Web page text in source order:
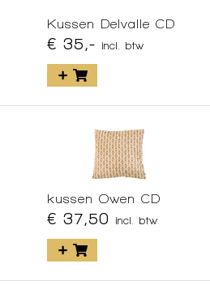
Kussen Delvalle CD
€ 35,- incl. btw
kussen Owen CD
€ 37,50 incl. btw